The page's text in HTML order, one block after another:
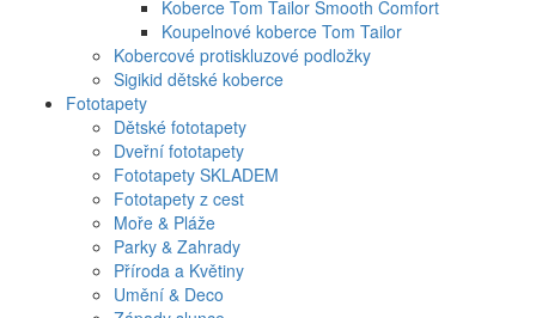
Koberce Tom Tailor Smooth Comfort
Koupelnové koberce Tom Tailor
Kobercové protiskluzové podložky
Sigikid dětské koberce
Fototapety
Dětské fototapety
Dveřní fototapety
Fototapety SKLADEM
Fototapety z cest
Moře & Pláže
Parky & Zahrady
Příroda a Květiny
Umění & Deco